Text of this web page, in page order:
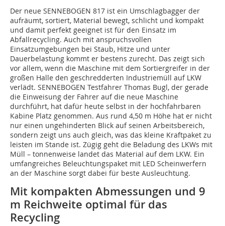
Der neue SENNEBOGEN 817 ist ein Umschlagbagger der
aufräumt, sortiert, Material bewegt, schlicht und kompakt
und damit perfekt geeignet ist für den Einsatz im
Abfallrecycling. Auch mit anspruchsvollen
Einsatzumgebungen bei Staub, Hitze und unter
Dauerbelastung kommt er bestens zurecht. Das zeigt sich
vor allem, wenn die Maschine mit dem Sortiergreifer in der
großen Halle den geschredderten Industriemüll auf LKW
verlädt. SENNEBOGEN Testfahrer Thomas Bugl, der gerade
die Einweisung der Fahrer auf die neue Maschine
durchführt, hat dafür heute selbst in der hochfahrbaren
Kabine Platz genommen. Aus rund 4,50 m Höhe hat er nicht
nur einen ungehinderten Blick auf seinen Arbeitsbereich,
sondern zeigt uns auch gleich, was das kleine Kraftpaket zu
leisten im Stande ist. Zügig geht die Beladung des LKWs mit
Müll – tonnenweise landet das Material auf dem LKW. Ein
umfangreiches Beleuchtungspaket mit LED Scheinwerfern
an der Maschine sorgt dabei für beste Ausleuchtung.
Mit kompakten Abmessungen und 9
m Reichweite optimal für das
Recycling